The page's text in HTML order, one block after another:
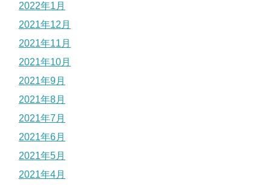
2022年1月
2021年12月
2021年11月
2021年10月
2021年9月
2021年8月
2021年7月
2021年6月
2021年5月
2021年4月